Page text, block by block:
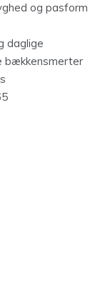
og pasform
daglige
bækkensmerter